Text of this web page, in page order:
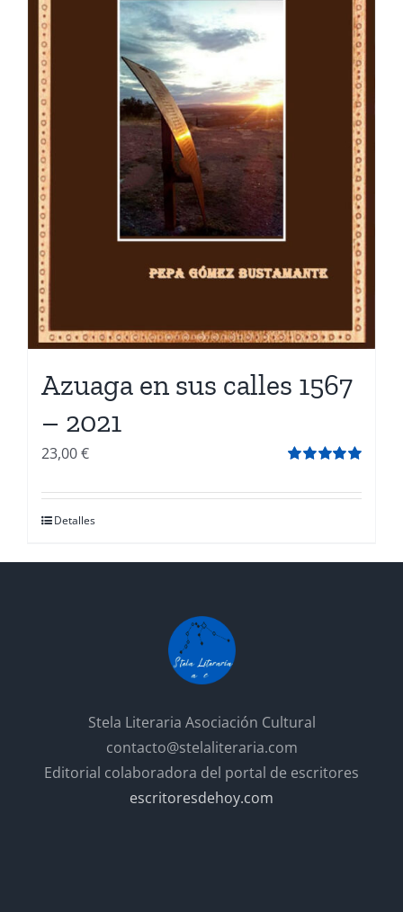
Azuaga en sus calles 1567
– 2021
con5.00de 5
23,00€
Detalles
Stela Literaria Asociación Cultural
contacto@stelaliteraria.com
Editorial colaboradora del portal de escritores
escritoresdehoy.com